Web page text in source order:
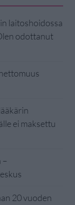
laitoshoidossa
odottanut
ei maksettu
–
20 vuoden